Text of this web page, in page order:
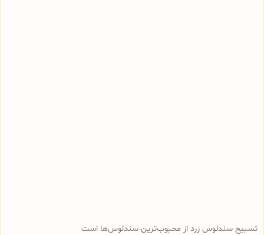
تسبیح سندلوس زرد از محبوب‌ترین سندلوس‌ها است